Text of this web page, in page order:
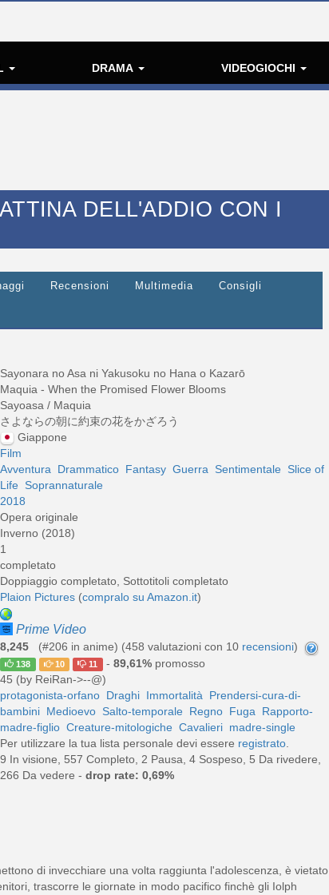
DRAMA VIDEOGIOCHI
DELL'ADDIO CON I
Recensioni Multimedia Consigli
Sayonara no Asa ni Yakusoku no Hana o Kazarō
Maquia - When the Promised Flower Blooms
Sayoasa / Maquia
さよならの朝に約束の花をかざろう
Giappone
Film
Avventura Drammatico Fantasy Guerra Sentimentale Slice of
Life Soprannaturale
2018
Opera originale
Inverno (2018)
1
completato
Doppiaggio completato, Sottotitoli completato
Plaion Pictures (compralo su Amazon.it)
Prime Video
8,245 (#206 in anime) (458 valutazioni con 10 recensioni)
138 10 11 - 89,61%promosso
45 (by ReiRan->--@)
protagonista-orfano Draghi Immortalità
Prendersi-cura-di-
bambini Medioevo Salto-temporale Regno Fuga
Rapporto-
madre-figlio Creature-mitologiche Cavalieri madre-single
Per utilizzare la tua lista personale devi essere registrato
9 In visione, 557 Completo, 2 Pausa, 4 Sospeso, 5 Da rivedere,
266 Da vedere - drop rate: 0,69%
di invecchiare una volta raggiunta l'adolescenza, è vietato
trascorre le giornate in modo pacifico finchè gli Iolph